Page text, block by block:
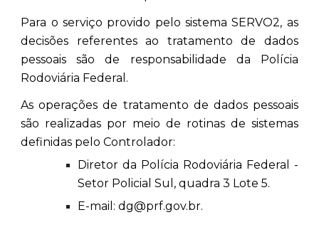
Para o serviço provido pelo sistema SERVO2, as
decisões referentes ao tratamento de dados
pessoais são de responsabilidade da Polícia
Rodoviária Federal.
As operações de tratamento de dados pessoais
são realizadas por meio de rotinas de sistemas
definidas pelo Controlador:
Diretor da Polícia Rodoviária Federal -
Setor Policial Sul, quadra 3 Lote 5.
E-mail: dg@prf.gov.br.